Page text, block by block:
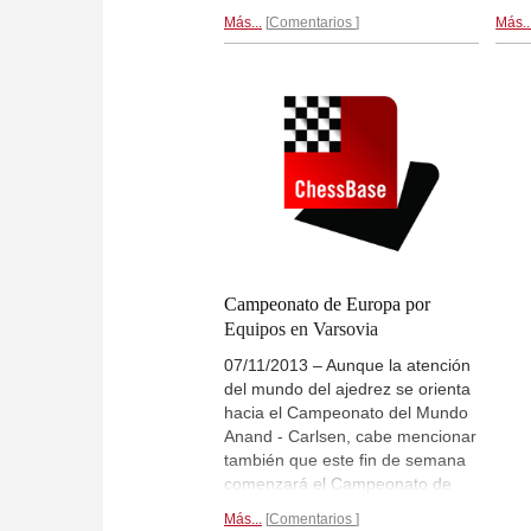
en calor. Rusia, Armenia y
Ucrania encabeza la clasificación.
Hoy es día de descanso.
rondas...
Más... Comentarios
Campeonato de Europa por
Equipos en Varsovia
07/11/2013 – Aunque la atención
del mundo del ajedrez se orienta
hacia el Campeonato del Mundo
Anand - Carlsen, cabe mencionar
también que este fin de semana
comenzará el Campeonato de
Más... Comentarios